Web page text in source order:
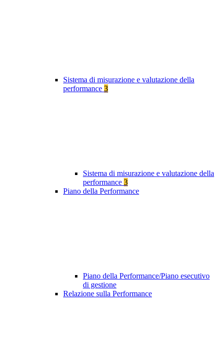
Sistema di misurazione e valutazione della
performance 3
Sistema di misurazione e valutazione della
performance 3
Piano della Performance
Piano della Performance/Piano esecutivo
di gestione
Relazione sulla Performance